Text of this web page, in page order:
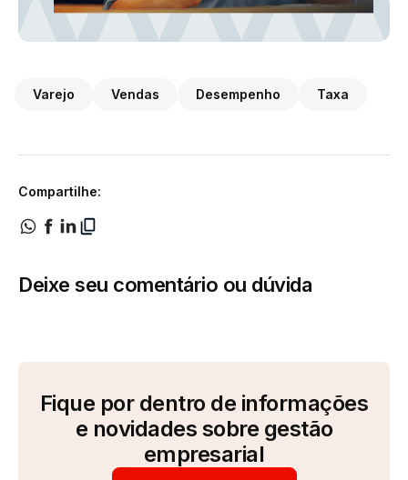
Varejo Vendas Desempenho Taxa
Compartilhe:
Deixe seu comentário ou dúvida
Fique por dentro de informações
e novidades sobre gestão
empresarial